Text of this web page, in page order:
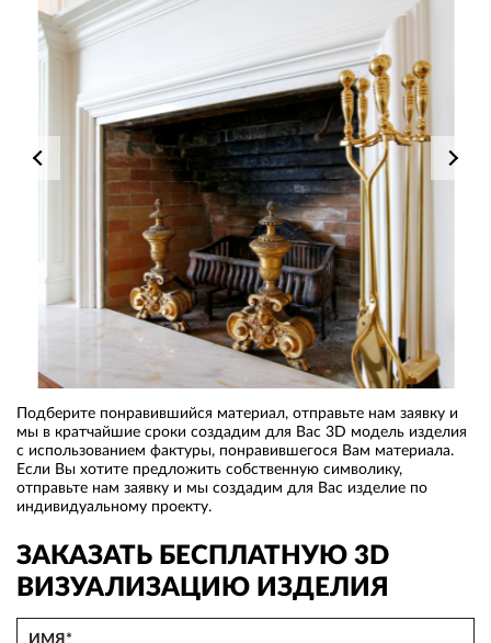
Подберите понравившийся материал, отправьте нам заявку и
мы в кратчайшие сроки создадим для Вас 3D модель изделия
с использованием фактуры, понравившегося Вам материала.
Если Вы хотите предложить собственную символику,
отправьте нам заявку и мы создадим для Вас изделие по
индивидуальному проекту.
ЗАКАЗАТЬ БЕСПЛАТНУЮ 3D
ВИЗУАЛИЗАЦИЮ ИЗДЕЛИЯ